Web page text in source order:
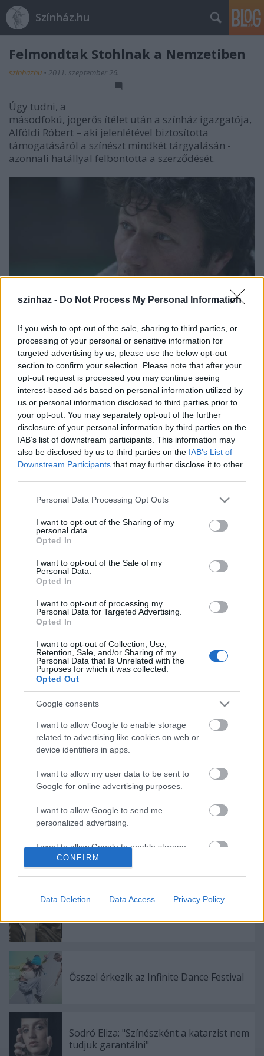
szinhaz - Do Not Process My Personal Information
If you wish to opt-out of the sale, sharing to third parties, or
processing of your personal or sensitive information for
targeted advertising by us, please use the below opt-out
section to confirm your selection. Please note that after your
opt-out request is processed you may continue seeing
interest-based ads based on personal information utilized by
us or personal information disclosed to third parties prior to
your opt-out. You may separately opt-out of the further
disclosure of your personal information by third parties on the
IAB’s list of downstream participants. This information may
also be disclosed by us to third parties on the IAB’s List of
Downstream Participants that may further disclose it to other
Please note that this website/app uses one or more Google
not limited to your visit or usage behaviour. You may click to
grant or deny consent to Google and its third-party tags to
use your data for below specified purposes in below Google
consent section.
Personal Data Processing Opt Outs
I want to opt-out of the Sharing of my
personal data.
Opted In
I want to opt-out of the Sale of my
Personal Data.
Opted In
I want to opt-out of processing my
Personal Data for Targeted Advertising.
Opted In
I want to opt-out of Collection, Use,
Retention, Sale, and/or Sharing of my
Personal Data that Is Unrelated with the
Purposes for which it was collected.
Opted Out
Google consents
I want to allow Google to enable storage
related to advertising like cookies on web or
device identifiers in apps.
I want to allow my user data to be sent to
Google for online advertising purposes.
I want to allow Google to send me
personalized advertising.
I want to allow Google to enable storage
related to analytics like cookies on web or
I want to allow Google to enable storage
I want to allow Google to enable storage
related to personalization.
I want to allow Google to enable storage
related to security, including authentication
functionality and fraud prevention, and other
user protection.
CONFIRM
Data Deletion Data Access Privacy Policy
Színház.hu
Felmondtak Stohlnak a Nemzetiben
szinhazhu • 2011. szeptember 26.
Úgy tudni, a
másodfokú, jogerős ítélet után a színház igazgatója,
Alföldi Róbert – aki jelenlétével biztosította
támogatásáról a színészt mindkét tárgyalásán -
azonnali hatállyal felbontotta a szerződését.
FelmondtakStohlnaka Nemzetiben –számolt be
mai számában a Bors című napilap. Alföldinek
állami intézmény vezetőjeként nem volt más
választása, de hangsúlyozta: szabadulása után
visszavárják a színészt.
Stohl a napokban búcsúzott el a társulat tagjaitól, a
napilap információi szerint mindenki megkönnyezte
a találkozót, különösen a műsorvezető, aki többször
Stohl András alig két hét múlva, október 5-én kezdi
valószínűleg a tököli fiatalkorúak börtönében tölt
majd le. A színésznek a rácsok mögött hozzá kell
alakzatban mozoghat többi elítélt társával és
vezényszavakkal kap parancsokat.
Kapcsolódó anyagok:
Stohl: börtönshowra sem vágyom
6-8 fős cellába vonul Stohl - megvan a pontos időpont
Ajánlott bejegyzések:
Indul az e-Trafó online programsorozat
Meghalt Böröndi Tamás
Ősszel érkezik az Infinite Dance Festival
Sodró Eliza: "Színészként a katarzist nem
tudjuk garantálni"